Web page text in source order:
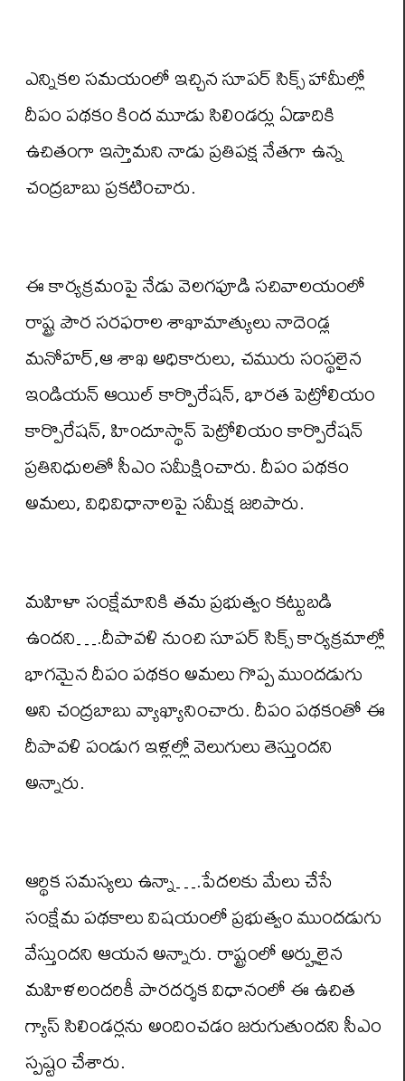
ఎన్నికల సమయంలో ఇచ్చిన సూపర్ సిక్స్ హామీల్లో
దీపం పథకం కింద మూడు సిలిండర్లు ఏడాదికి
ఉచితంగా ఇస్తామని నాడు ప్రతిపక్ష నేతగా ఉన్న
చంద్రబాబు ప్రకటించారు.
ఈ కార్యక్రమంపై నేడు వెలగపూడి సచివాలయంలో
రాష్ట్ర పౌర సరఫరాల శాఖామాత్యులు నాదెండ్ల
మనోహర్,ఆ శాఖ అధికారులు, చమురు సంస్థలైన
ఇండియన్ ఆయిల్ కార్పొరేషన్, భారత పెట్రోలియం
కార్పొరేషన్, హిందూస్థాన్ పెట్రోలియం కార్పొరేషన్
ప్రతినిధులతో సీఎం సమీక్షించారు. దీపం పథకం
అమలు, విధివిధానాలపై సమీక్ష జరిపారు.
మహిళా సంక్షేమానికి తమ ప్రభుత్వం కట్టుబడి
ఉందని….దీపావళి నుంచి సూపర్ సిక్స్ కార్యక్రమాల్లో
భాగమైన దీపం పథకం అమలు గొప్ప ముందడుగు
అని చంద్రబాబు వ్యాఖ్యానించారు. దీపం పథకంతో ఈ
దీపావళి పండుగ ఇళ్లల్లో వెలుగులు తెస్తుందని
అన్నారు.
ఆర్థిక సమస్యలు ఉన్నా….పేదలకు మేలు చేసే
సంక్షేమ పథకాలు విషయంలో ప్రభుత్వం ముందడుగు
వేస్తుందని ఆయన అన్నారు. రాష్ట్రంలో అర్హులైన
మహిళలందరికీ పారదర్శక విధానంలో ఈ ఉచిత
గ్యాస్ సిలిండర్లను అందించడం జరుగుతుందని సీఎం
స్పష్టం చేశారు.